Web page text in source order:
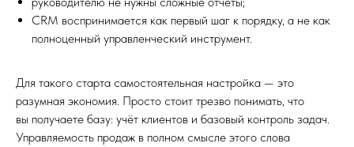
CRM воспринимается как первый шаг к порядку, а не как
полноценный управленческий инструмент.
Для такого старта самостоятельная настройка — это
разумная экономия. Просто стоит трезво понимать, что
вы получаете базу: учёт клиентов и базовый контроль задач.
Управляемость продаж в полном смысле этого слова